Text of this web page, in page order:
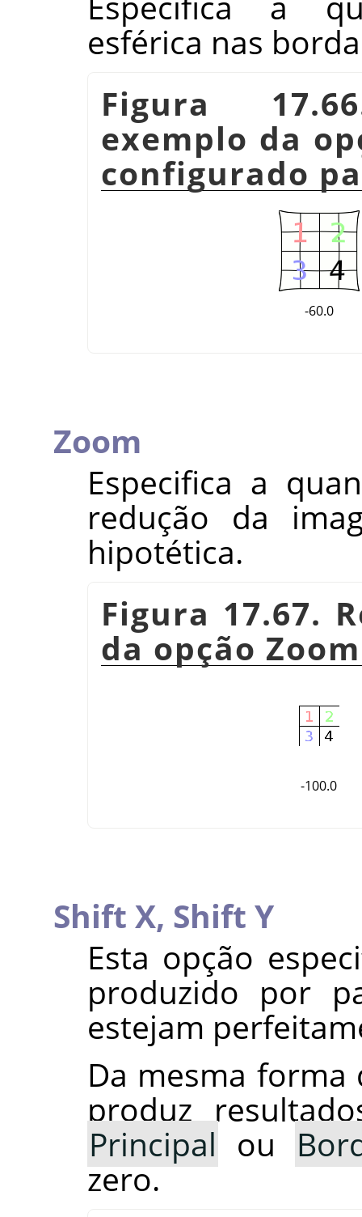
esférica nas
Figura
exemplo da
configurado
-60.0
Zoom
Especifica a
redução da
hipotética.
Figura 17.67.
da opção Zoom
-100.0
Shift X, Shift Y
Esta opção
produzido por
estejam
Da mesma forma
produz
Principal ou
zero.